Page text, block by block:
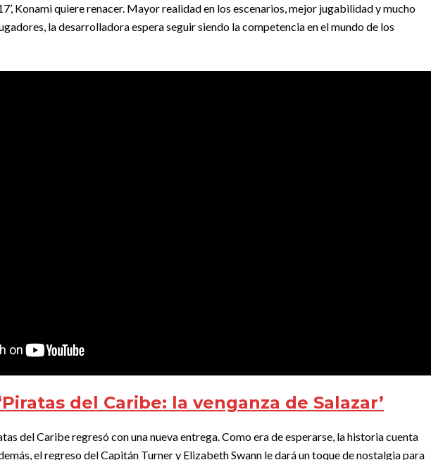
Konami quiere renacer. Mayor realidad en los escenarios, mejor jugabilidad y mucho
la desarrolladora espera seguir siendo la competencia en el mundo de los
del Caribe: la venganza de Salazar’
del Caribe regresó con una nueva entrega. Como era de esperarse, la historia cuenta
el regreso del Capitán Turner y Elizabeth Swann le dará un toque de nostalgia para